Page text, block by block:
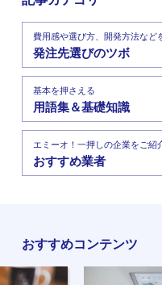
費用感や選び方、開発方法など
発注先選びのツボ
基本を押さえる
用語集＆基礎知識
エミーオ！一押しの企業をご紹
おすすめ業者
おすすめコンテンツ